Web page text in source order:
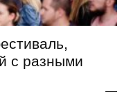
с разными